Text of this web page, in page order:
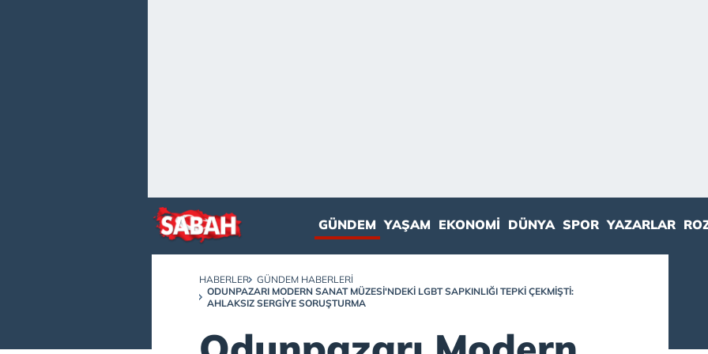
GÜNDEM YAŞAM EKONOMI DÜNYA SPOR YAZARLAR
HABERLER
GÜNDEM HABERLERI
ODUNPAZARI MODERN SANAT MÜZESI'NDEKI LGBT SAPKINLIĞI TEPKI ÇEKMIŞTI:
AHLAKSIZ SERGIYE SORUŞTURMA